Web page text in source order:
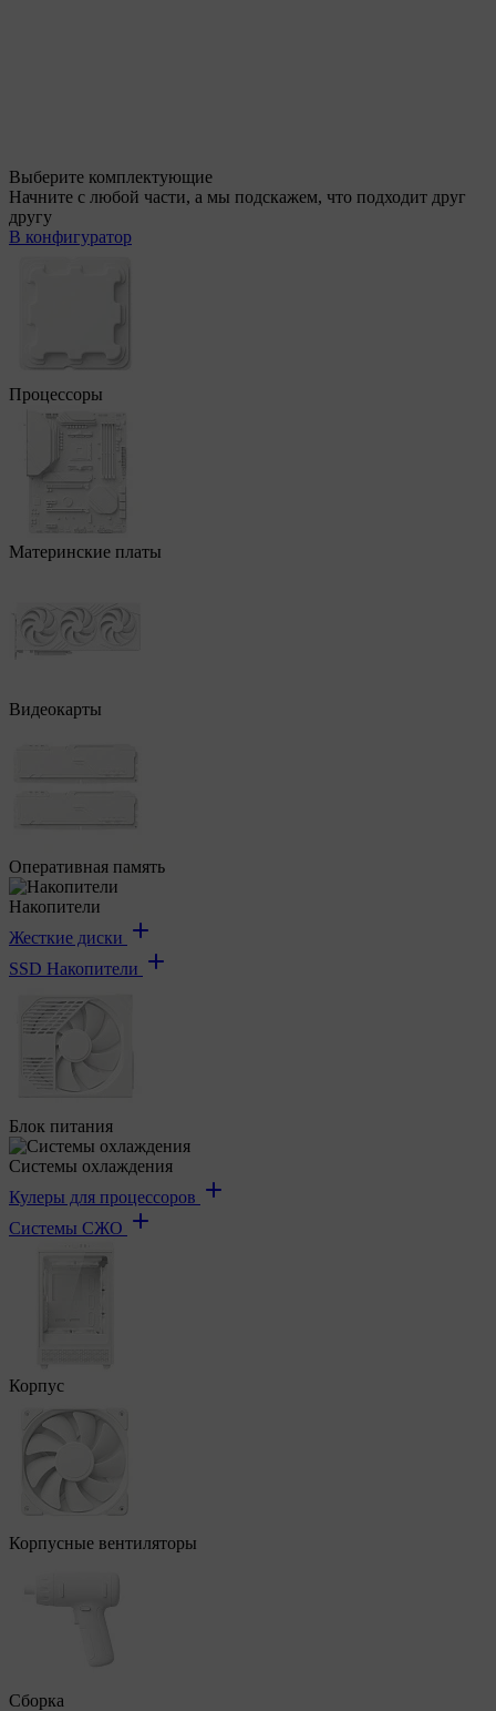
Выберите комплектующие
Начните с любой части, а мы подскажем, что подходит друг
другу
В конфигуратор
Процессоры
Материнские платы
Видеокарты
Оперативная память
Накопители
Жесткие диски
SSD Накопители
Блок питания
Системы охлаждения
Кулеры для процессоров
Системы СЖО
Корпус
Корпусные вентиляторы
Сборка